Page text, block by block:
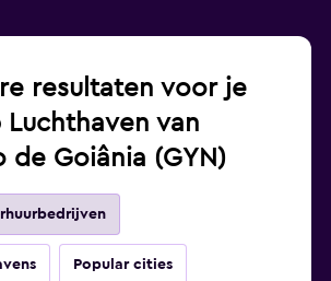
resultaten voor je
van
Goiânia (GYN)
Popular cities